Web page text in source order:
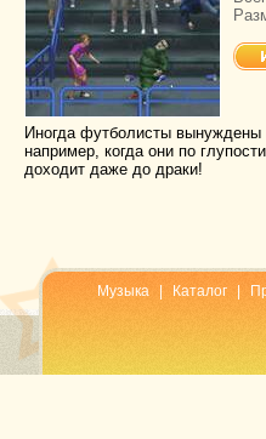
Иногда футболисты
например, когда они по
доходит даже до драки!
Музыка Каталог